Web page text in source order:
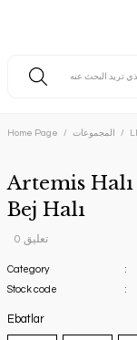
Home Page المجموعات
Artemis
Bej Halı
0 تعليق
Category
Stock code
Ebatlar